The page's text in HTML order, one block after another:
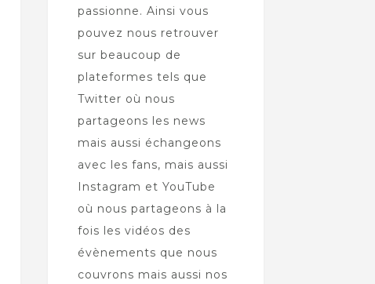
passionne. Ainsi vous
pouvez nous retrouver
sur beaucoup de
plateformes tels que
Twitter où nous
partageons les news
mais aussi échangeons
avec les fans, mais aussi
Instagram et YouTube
où nous partageons à la
fois les vidéos des
évènements que nous
couvrons mais aussi nos